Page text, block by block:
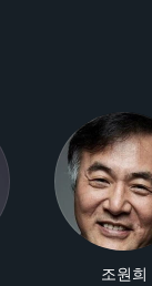
조원희